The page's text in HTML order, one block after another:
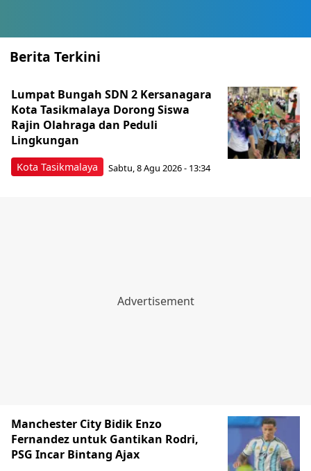
Berita Terkini
Kota Tasikmalaya
Lumpat Bungah SDN 2 Kersanagara
Kota Tasikmalaya Dorong Siswa
Rajin Olahraga dan Peduli
Lingkungan
Sabtu, 8 Agu 2026 - 13:34
Manchester City Bidik Enzo
Fernandez untuk Gantikan Rodri,
PSG Incar Bintang Ajax